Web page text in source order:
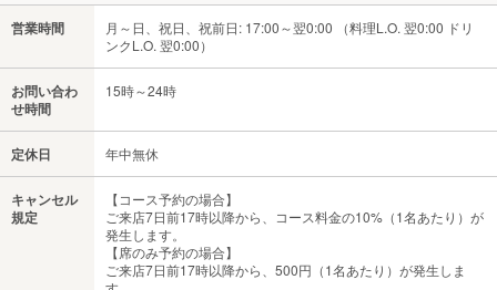
営業時間
月～日、祝日、祝前日: 17:00～翌0:00 （料理L.O. 翌0:00 ドリ
ンクL.O. 翌0:00）
お問い合わ
せ時間
15時～24時
定休日 年中無休
キャンセル
規定
【コース予約の場合】
ご来店7日前17時以降から、コース料金の10%（1名あたり）が
発生します。
【席のみ予約の場合】
ご来店7日前17時以降から、500円（1名あたり）が発生しま